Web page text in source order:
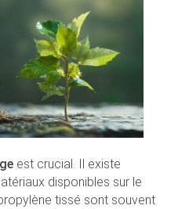
est crucial. Il existe
disponibles sur le
tissé sont souvent